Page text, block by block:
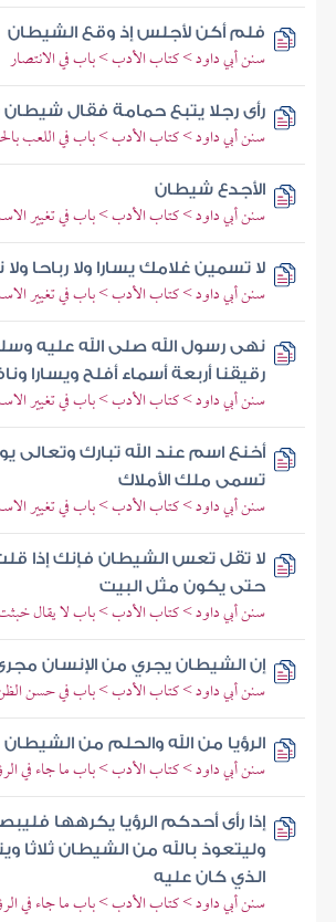
فلم أكن لأجلس إذ وقع الشيطان
سنن أبي داود > كتاب الأدب > باب في الانتصار
رأى رجلا يتبع حمامة فقال
سنن أبي داود > كتاب الأدب > باب في اللعب
الأجدع شيطان
سنن أبي داود > كتاب الأدب > باب في تغيير
لا تسمين غلامك يسارا ولا رباحا ولا
سنن أبي داود > كتاب الأدب > باب في تغيير
نهى رسول الله صلى الله عليه
رقيقنا أربعة أسماء أفلح ويسارا
سنن أبي داود > كتاب الأدب > باب في تغيير
أخنع اسم عند الله تبارك وتعالى
تسمى ملك الأملاك
سنن أبي داود > كتاب الأدب > باب في تغيير
لا تقل تعس الشيطان فإنك إذا
حتى يكون مثل البيت
سنن أبي داود > كتاب الأدب > باب لا يقال
إن الشيطان يجري من الإنسان
سنن أبي داود > كتاب الأدب > باب في حسن
الرؤيا من الله والحلم من الشيطان
سنن أبي داود > كتاب الأدب > باب ما جاء في
إذا رأى أحدكم الرؤيا يكرهها
وليتعوذ بالله من الشيطان ثلاثا
الذي كان عليه
سنن أبي داود > كتاب الأدب > باب ما جاء في